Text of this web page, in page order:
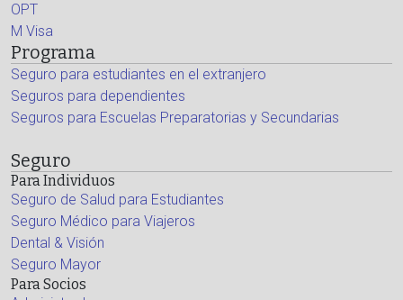
OPT
M Visa
Programa
Seguro para estudiantes en el extranjero
Seguros para dependientes
Seguros para Escuelas Preparatorias y Secundarias
Seguro
Para Individuos
Seguro de Salud para Estudiantes
Seguro Médico para Viajeros
Dental & Visión
Seguro Mayor
Para Socios